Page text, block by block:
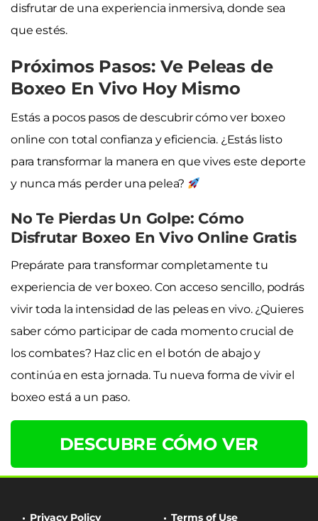
disfrutar de una experiencia inmersiva, donde sea
que estés.
Próximos Pasos: Ve Peleas de
Boxeo En Vivo Hoy Mismo
Estás a pocos pasos de descubrir cómo ver boxeo
online con total confianza y eficiencia. ¿Estás listo
para transformar la manera en que vives este deporte
y nunca más perder una pelea?
No Te Pierdas Un Golpe: Cómo
Disfrutar Boxeo En Vivo Online Gratis
Prepárate para transformar completamente tu
experiencia de ver boxeo. Con acceso sencillo, podrás
vivir toda la intensidad de las peleas en vivo. ¿Quieres
saber cómo participar de cada momento crucial de
los combates? Haz clic en el botón de abajo y
continúa en esta jornada. Tu nueva forma de vivir el
boxeo está a un paso.
DESCUBRE CÓMO VER
Privacy Policy Terms of Use